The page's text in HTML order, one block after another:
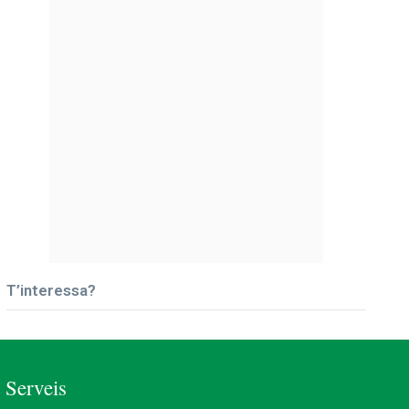
T’interessa?
Serveis